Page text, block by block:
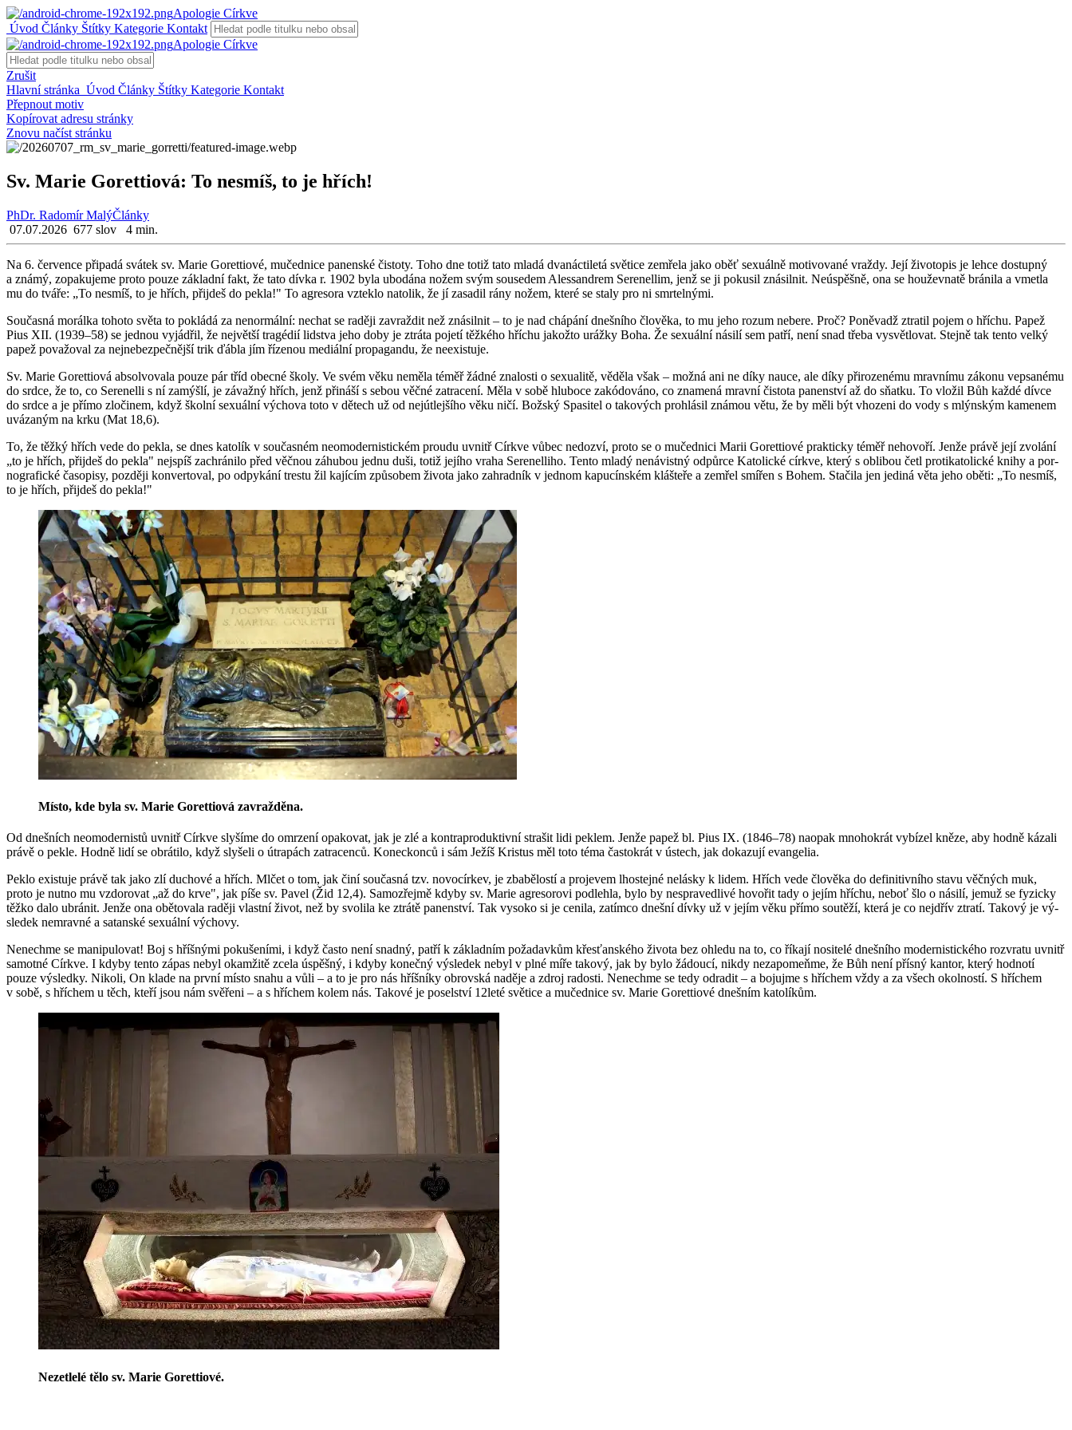
Apologie Církve
Úvod Články Štítky Kategorie Kontakt
Apologie Církve
Zrušit
Hlavní stránka Úvod Články Štítky Kategorie Kontakt
Přepnout motiv
Kopírovat adresu stránky
Znovu načíst stránku
Sv. Marie Gorettiová: To nesmíš, to je hřích!
PhDr. Radomír MalýČlánky
07.07.2026 677 slov 4 min.
Na 6. čer­ven­ce při­pa­dá svá­tek sv. Marie Go­ret­ti­o­vé, mu­čed­ni­ce pa­nen­ské čis­to­ty. Toho dne totiž tato mladá dva­nác­ti­le­tá svě­ti­ce ze­mře­la jako oběť se­xu­ál­ně mo­ti­vo­va­né vraž­dy. Její ži­vo­to­pis je lehce do­stup­ný
a známý, zo­pa­ku­je­me proto pouze zá­klad­ní fakt, že tato dívka r. 1902 byla ubo­dá­na nožem svým sou­se­dem Alessan­drem Se­re­nel­lim, jenž se ji po­ku­sil zná­sil­nit. Ne­ú­spěš­ně, ona se hou­žev­na­tě brá­ni­la a vmet­la
mu do tváře: „To ne­smíš, to je hřích, při­jdeš do pekla!" To agre­so­ra vzteklo na­to­lik, že jí za­sa­dil rány nožem, které se staly pro ni smr­tel­ný­mi.
Sou­čas­ná mo­rál­ka to­ho­to světa to po­klá­dá za ne­nor­mál­ní: ne­chat se ra­dě­ji za­vraž­dit než zná­sil­nit – to je nad chá­pá­ní dneš­ní­ho člo­vě­ka, to mu jeho rozum ne­be­re. Proč? Po­ně­vadž ztra­til pojem o hří­chu. Papež
Pius XII. (1939–58) se jed­nou vy­já­d­řil, že nej­vět­ší tragé­dií lid­stva jeho doby je ztrá­ta po­je­tí těž­ké­ho hří­chu ja­kož­to uráž­ky Boha. Že se­xu­ál­ní ná­si­lí sem patří, není snad třeba vy­svět­lo­vat. Stej­ně tak tento velký
papež po­va­žo­val za nej­ne­bez­peč­něj­ší trik ďábla jím ří­ze­nou me­di­ál­ní pro­pa­gan­du, že ne­e­xis­tu­je.
Sv. Marie Go­ret­ti­o­vá ab­sol­vo­va­la pouze pár tříd obec­né školy. Ve svém věku ne­mě­la téměř žádné zna­los­ti o se­xu­a­li­tě, vě­dě­la však – možná ani ne díky nauce, ale díky při­ro­ze­né­mu mrav­ní­mu zá­ko­nu ve­psa­né­mu
do srdce, že to, co Se­re­nel­li s ní za­mýš­lí, je zá­važ­ný hřích, jenž při­ná­ší s sebou věčné za­tra­ce­ní. Měla v sobě hlu­bo­ce zakódo­vá­no, co zna­me­ná mrav­ní čis­to­ta pa­nen­ství až do sňatku. To vlo­žil Bůh každé dívce
do srdce a je přímo zlo­či­nem, když škol­ní se­xu­ál­ní vý­cho­va toto v dě­tech už od nej­út­lej­ší­ho věku ničí. Bož­ský Spa­si­tel o ta­ko­vých pro­hlá­sil zná­mou větu, že by měli být vho­ze­ni do vody s mlýn­ským ka­me­nem
uvá­za­ným na krku (Mat 18,6).
To, že těžký hřích vede do pekla, se dnes ka­to­lík v sou­čas­ném ne­o­mo­der­nis­tic­kém prou­du uvnitř Církve vůbec ne­do­zví, proto se o mu­čed­ni­ci Marii Go­ret­ti­o­vé prak­tic­ky téměř ne­ho­vo­ří. Jenže právě její zvo­lá­ní
„to je hřích, při­jdeš do pekla" nej­spíš za­chrá­ni­lo před věč­nou zá­hu­bou jednu duši, totiž je­jí­ho vraha Se­re­nel­li­ho. Tento mladý ne­ná­vist­ný od­půr­ce Ka­to­lic­ké církve, který s ob­li­bou četl pro­ti­ka­to­lic­ké knihy a por­
no­gra­fic­ké ča­so­pi­sy, poz­dě­ji kon­ver­to­val, po od­py­ká­ní tres­tu žil ka­jí­cím způ­so­bem ži­vo­ta jako za­hrad­ník v jed­nom ka­pu­cín­ském kláš­te­ře a ze­mřel smí­řen s Bohem. Sta­či­la jen je­di­ná věta jeho oběti: „To ne­smíš,
to je hřích, při­jdeš do pekla!"
Místo, kde byla sv. Marie Go­ret­ti­o­vá za­vraž­dě­na.
Od dneš­ních ne­o­mo­der­nis­tů uvnitř Církve sly­ší­me do omr­ze­ní opa­ko­vat, jak je zlé a kon­tra­pro­duk­tiv­ní stra­šit lidi peklem. Jenže papež bl. Pius IX. (1846–78) na­o­pak mno­ho­krát vy­bí­zel kněze, aby hodně ká­za­li
právě o pekle. Hodně lidí se ob­rá­ti­lo, když sly­še­li o útra­pách za­tra­cen­ců. Ko­nec­kon­ců i sám Ježíš Kris­tus měl toto téma čas­to­krát v ús­tech, jak do­ka­zu­jí evan­ge­lia.
Peklo exis­tu­je právě tak jako zlí du­cho­vé a hřích. Mlčet o tom, jak činí sou­čas­ná tzv. no­vo­cír­kev, je zba­bě­los­tí a pro­je­vem lhos­tej­né ne­lás­ky k lidem. Hřích vede člo­vě­ka do de­fi­ni­tiv­ní­ho stavu věč­ných muk,
proto je nutno mu vzdo­ro­vat „až do krve", jak píše sv. Pavel (Žid 12,4). Sa­mo­zřej­mě kdyby sv. Marie agre­so­ro­vi pod­leh­la, bylo by ne­spra­ved­li­vé ho­vo­řit tady o jejím hří­chu, neboť šlo o ná­si­lí, jemuž se fy­zic­ky
těžko dalo ubrá­nit. Jenže ona obě­to­va­la ra­dě­ji vlast­ní život, než by svo­li­la ke ztrá­tě pa­nen­ství. Tak vy­so­ko si je ce­ni­la, za­tím­co dneš­ní dívky už v jejím věku přímo sou­tě­ží, která je co nejdřív ztra­tí. Ta­ko­vý je vý­
sle­dek ne­mrav­né a sa­tan­ské se­xu­ál­ní vý­cho­vy.
Ne­nech­me se ma­ni­pu­lo­vat! Boj s hříš­ný­mi po­ku­še­ní­mi, i když často není snad­ný, patří k zá­klad­ním po­ža­dav­kům křes­ťan­ské­ho ži­vo­ta bez ohle­du na to, co ří­ka­jí no­si­te­lé dneš­ní­ho mo­der­nis­tic­ké­ho roz­vra­tu uvnitř
sa­mot­né Církve. I kdyby tento zápas nebyl oka­mži­tě zcela úspěš­ný, i kdyby ko­neč­ný vý­sle­dek nebyl v plné míře ta­ko­vý, jak by bylo žá­dou­cí, nikdy ne­za­po­meňme, že Bůh není přís­ný kan­tor, který hod­no­tí
pouze vý­sled­ky. Ni­ko­li, On klade na první místo snahu a vůli – a to je pro nás hříš­ní­ky ob­rov­ská na­dě­je a zdroj ra­dos­ti. Ne­nech­me se tedy od­ra­dit – a bo­juj­me s hří­chem vždy a za všech okol­nos­tí. S hří­chem
v sobě, s hří­chem u těch, kteří jsou nám svě­ře­ni – a s hří­chem kolem nás. Ta­ko­vé je po­sel­ství 12le­té svě­ti­ce a mu­čed­ni­ce sv. Marie Go­ret­ti­o­vé dneš­ním ka­to­lí­kům.
Ne­zetle­lé tělo sv. Marie Go­ret­ti­o­vé.